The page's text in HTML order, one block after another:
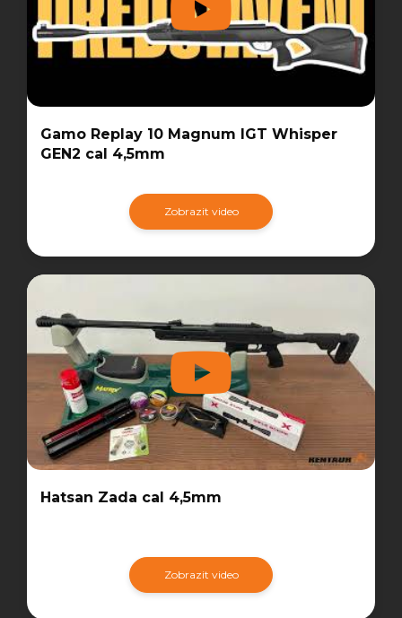
Gamo Replay 10 Magnum IGT Whisper
GEN2 cal 4,5mm
Zobrazit video
Hatsan Zada cal 4,5mm
Zobrazit video